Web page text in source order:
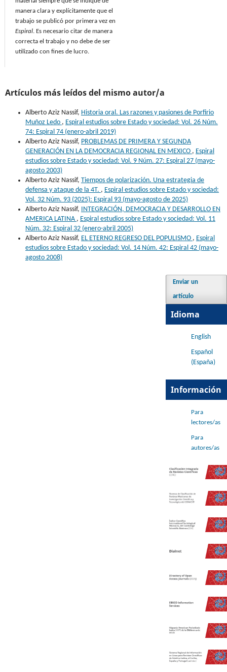
manera clara y explícitamente que el
trabajo se publicó por primera vez en
Espiral. Es necesario citar de manera
correcta el trabajo y no debe de ser
utilizado con fines de lucro.
Artículos más leídos del mismo autor/a
Alberto Aziz Nassif, Historia oral. Las razones y pasiones de Porfirio
Muñoz Ledo , Espiral estudios sobre Estado y sociedad: Vol. 26 Núm.
74: Espiral 74 (enero-abril 2019)
Alberto Aziz Nassif, PROBLEMAS DE PRIMERA Y SEGUNDA
GENERACIÓN EN LA DEMOCRACIA REGIONAL EN MEXICO , Espiral
estudios sobre Estado y sociedad: Vol. 9 Núm. 27: Espiral 27 (mayo-
agosto 2003)
Alberto Aziz Nassif, Tiempos de polarización. Una estrategia de
defensa y ataque de la 4T. , Espiral estudios sobre Estado y sociedad:
Vol. 32 Núm. 93 (2025): Espiral 93 (mayo-agosto de 2025)
Alberto Aziz Nassif,
INTEGRACIÓN, DEMOCRACIA Y DESARROLLO EN
AMERICA LATINA , Espiral estudios sobre Estado y sociedad: Vol. 11
Núm. 32: Espiral 32 (enero-abril 2005)
Alberto Aziz Nassif, EL ETERNO REGRESO DEL POPULISMO , Espiral
estudios sobre Estado y sociedad: Vol. 14 Núm. 42: Espiral 42 (mayo-
agosto 2008)
Enviar un
artículo
Idioma
English
Español
(España)
Información
Para
lectores/as
Para
autores/as